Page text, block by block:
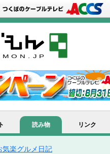
読み物 リンク
楽グルメ日記